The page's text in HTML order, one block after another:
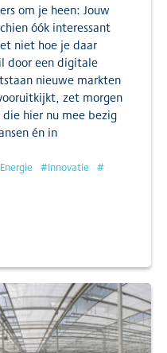
om je heen: Jouw
óók interessant
niet hoe je daar
door een digitale
nieuwe markten
zet morgen
hier nu mee bezig
én in
Energie #Innovatie #